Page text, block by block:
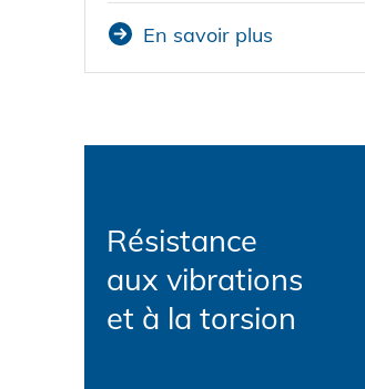
En savoir plus
Résistance
aux vibrations
et à la torsion